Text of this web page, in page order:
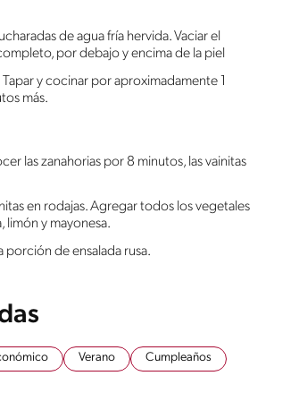
de agua fría hervida. Vaciar el
por debajo y encima de la piel
y cocinar por aproximadamente 1
más.
las zanahorias por 8 minutos, las vainitas
en rodajas. Agregar todos los vegetales
limón y mayonesa.
porción de ensalada rusa.
Verano
Cumpleaños